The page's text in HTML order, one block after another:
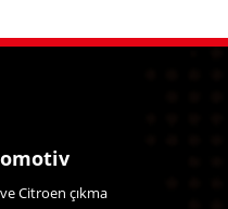
Citroen çıkma